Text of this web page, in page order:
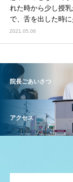
れた時から少し授
で、舌を出した時に
ト形をしています。
2021.05.06
院長ごあいさつ
アクセス